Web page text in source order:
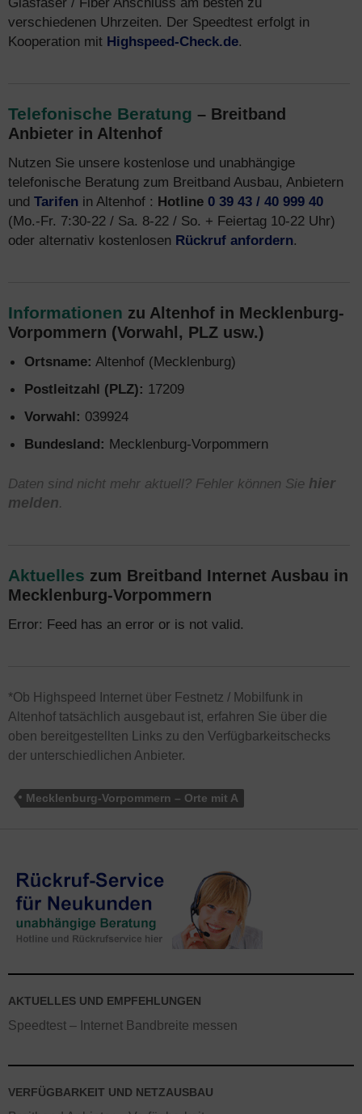
verschiedenen Uhrzeiten. Der Speedtest erfolgt in
Kooperation mit Highspeed-Check.de.
Telefonische Beratung – Breitband
Anbieter in Altenhof
Nutzen Sie unsere kostenlose und unabhängige
telefonische Beratung zum Breitband Ausbau, Anbietern
und Tarifen in Altenhof : Hotline 0 39 43 / 40 999 40
(Mo.-Fr. 7:30-22 / Sa. 8-22 / So. + Feiertag 10-22 Uhr)
oder alternativ kostenlosen Rückruf anfordern.
Informationen zu Altenhof in Mecklenburg-
Vorpommern (Vorwahl, PLZ usw.)
Ortsname: Altenhof (Mecklenburg)
Postleitzahl (PLZ): 17209
Vorwahl: 039924
Bundesland: Mecklenburg-Vorpommern
Daten sind nicht mehr aktuell? Fehler können Sie hier
melden.
Aktuelles zum Breitband Internet Ausbau in
Mecklenburg-Vorpommern
Error: Feed has an error or is not valid.
*Ob Highspeed Internet über Festnetz / Mobilfunk in
Altenhof tatsächlich ausgebaut ist, erfahren Sie über die
oben bereitgestellten Links zu den Verfügbarkeitschecks
der unterschiedlichen Anbieter.
Mecklenburg-Vorpommern – Orte mit A
AKTUELLES UND EMPFEHLUNGEN
Speedtest – Internet Bandbreite messen
VERFÜGBARKEIT UND NETZAUSBAU